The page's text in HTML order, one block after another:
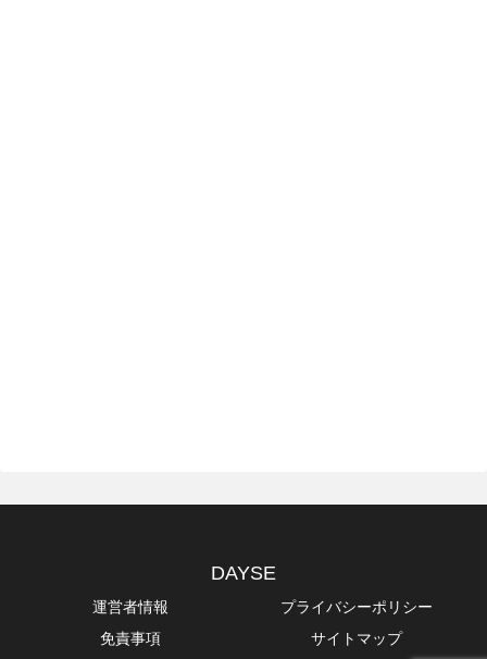
DAYSE
運営者情報
プライバシーポリシー
免責事項
サイトマップ